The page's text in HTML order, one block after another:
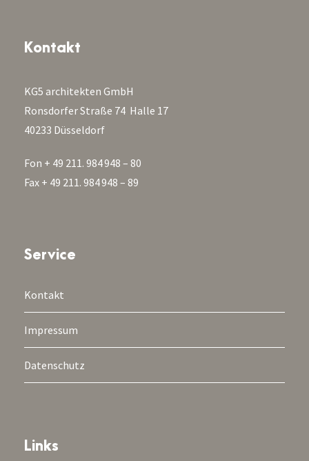
Kontakt
KG5 architekten GmbH
Ronsdorfer Straße 74 Halle 17
40233 Düsseldorf
Fon + 49 211. 984 948 – 80
Fax + 49 211. 984 948 – 89
Service
Kontakt
Impressum
Datenschutz
Links